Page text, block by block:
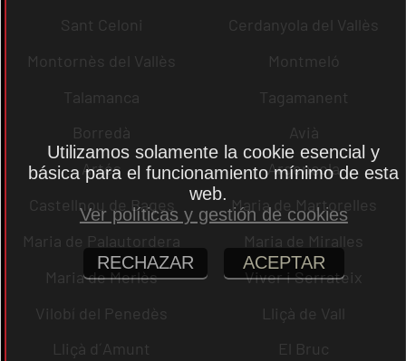
Sant Celoni
Cerdanyola del Vallès
Montornès del Vallès
Montmeló
Talamanca
Tagamanent
Borredà
Avià
Artés
Argençola
Castellnou de Bages
Maria de Martorelles
Maria de Palautordera
Maria de Miralles
Maria de Merlès
Viver i Serrateix
Vilobí del Penedès
Lliçà de Vall
Lliçà d´Amunt
El Bruc
Utilizamos solamente la cookie esencial y
básica para el funcionamiento mínimo de esta
web.
Ver políticas y gestión de cookies
RECHAZAR ACEPTAR